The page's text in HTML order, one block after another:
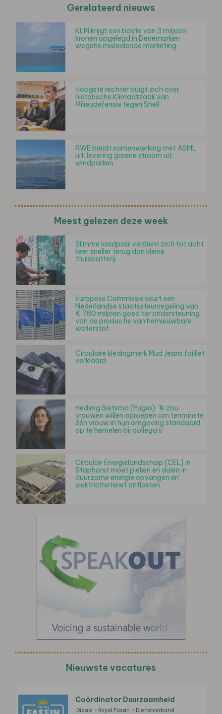
Gerelateerd nieuws
KLM krijgt een boete van 3 miljoen
kronen opgelegd in Denemarken
wegens misleidende marketing
Hoogste rechter buigt zich over
historische Klimaatzaak van
Milieudefensie tegen Shell
RWE breidt samenwerking met ASML
uit: levering groene stroom uit
windparken
Meest gelezen deze week
Slimme laadpaal verdient zich tot acht
keer sneller terug dan kleine
thuisbatterij
Europese Commissie keurt een
Nederlandse staatssteunregeling van
€ 780 miljoen goed ter ondersteuning
van de productie van hernieuwbare
waterstof
Circulaire kledingmerk Mud Jeans failliet
verklaard
Hedwig Sietsma (Fugro): ‘Ik zou
vrouwen willen oproepen om tenminste
één vrouw in hun omgeving standaard
op te hemelen bij collega’s’
Circulair Energielandschap (CEL) in
Staphorst moet pieken en dalen in
duurzame energie opvangen en
elektriciteitsnet ontlasten
Nieuwste vacatures
Coördinator Duurzaamheid
Didam Royal Fassin Dienstverband